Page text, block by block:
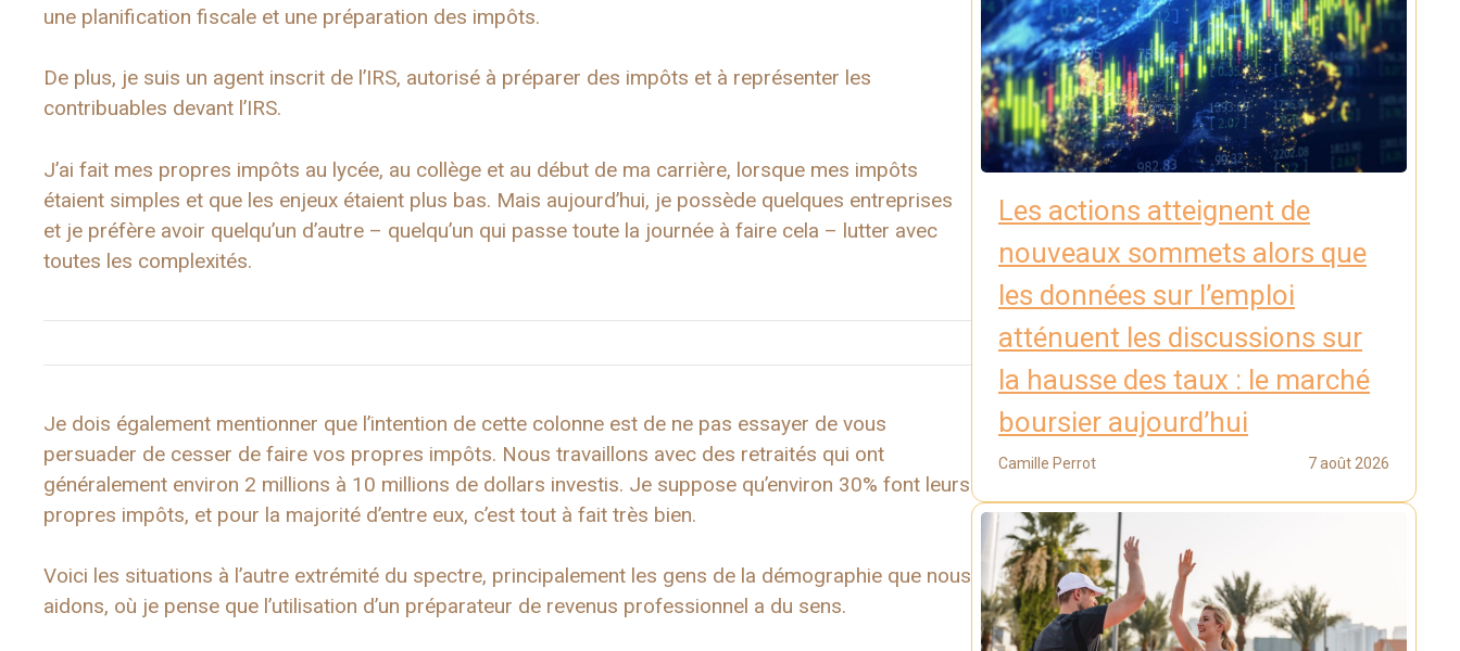
une planification fiscale et une préparation des impôts.
De plus, je suis un agent inscrit de l’IRS, autorisé à préparer des impôts et à représenter les
contribuables devant l’IRS.
J’ai fait mes propres impôts au lycée, au collège et au début de ma carrière, lorsque mes impôts
étaient simples et que les enjeux étaient plus bas. Mais aujourd’hui, je possède quelques entreprises
et je préfère avoir quelqu’un d’autre – quelqu’un qui passe toute la journée à faire cela – lutter avec
toutes les complexités.
Je dois également mentionner que l’intention de cette colonne est de ne pas essayer de vous
persuader de cesser de faire vos propres impôts. Nous travaillons avec des retraités qui ont
généralement environ 2 millions à 10 millions de dollars investis. Je suppose qu’environ 30% font leurs
propres impôts, et pour la majorité d’entre eux, c’est tout à fait très bien.
Voici les situations à l’autre extrémité du spectre, principalement les gens de la démographie que nous
aidons, où je pense que l’utilisation d’un préparateur de revenus professionnel a du sens.
Les actions atteignent de
nouveaux sommets alors que
les données sur l’emploi
atténuent les discussions sur
la hausse des taux : le marché
boursier aujourd’hui
Camille Perrot 7 août 2026